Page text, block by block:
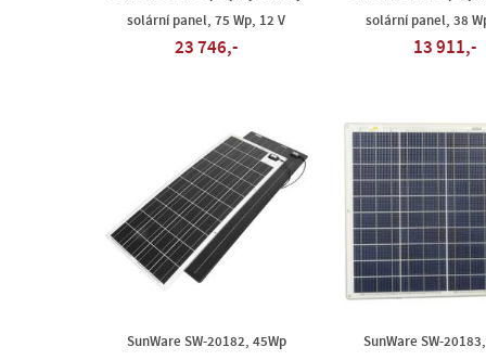
solární panel, 75 Wp, 12 V
23 746,-
solární panel, 38
13 911,-
SunWare SW-20182, 45Wp
SunWare SW-